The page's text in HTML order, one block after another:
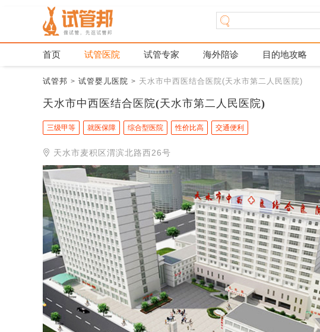
首页 试管医院 试管专家 海外陪诊 目的地攻略
试管邦 > 试管婴儿医院 > 天水市中西医结合医院(天水市第二人民医院)
天水市中西医结合医院(天水市第二人民医院)
三级甲等 就医保障 综合型医院 性价比高 交通便利
天水市麦积区渭滨北路西26号